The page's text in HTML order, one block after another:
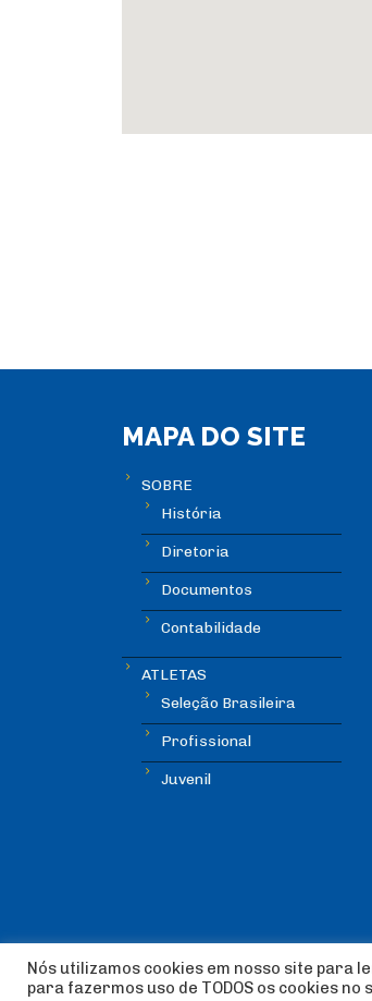
MAPA DO SITE
SOBRE
História
Diretoria
Documentos
Contabilidade
ATLETAS
Seleção Brasileira
Profissional
Juvenil
Nós utilizamos cookies em nosso site para
para fazermos uso de TODOS os cookies